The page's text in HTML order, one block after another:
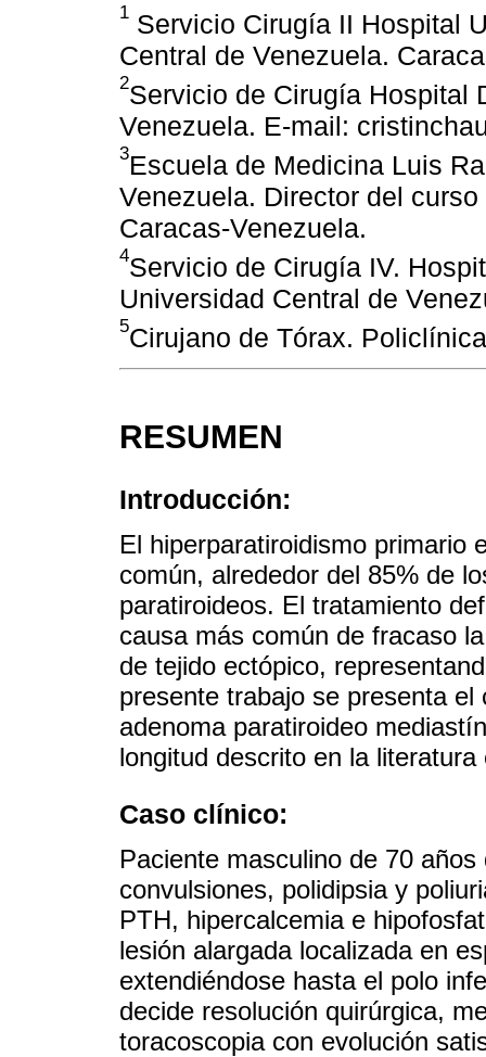
1 Servicio Cirugía II Hospital
Central de Venezuela.
2Servicio de Cirugía Hospital
Venezuela. E-mail:
3Escuela de Medicina Luis
Venezuela. Director del
Caracas-Venezuela.
4Servicio de Cirugía IV.
Universidad Central de
5Cirujano de Tórax.
RESUMEN
Introducción:
El hiperparatiroidismo primario
común, alrededor del 85% de
paratiroideos. El tratamiento
causa más común de fracaso
de tejido ectópico,
presente trabajo se presenta
adenoma paratiroideo
longitud descrito en la
Caso clínico:
Paciente masculino de 70
convulsiones, polidipsia y
PTH, hipercalcemia e
lesión alargada localizada en
extendiéndose hasta el polo
decide resolución quirúrgica,
toracoscopia con evolución